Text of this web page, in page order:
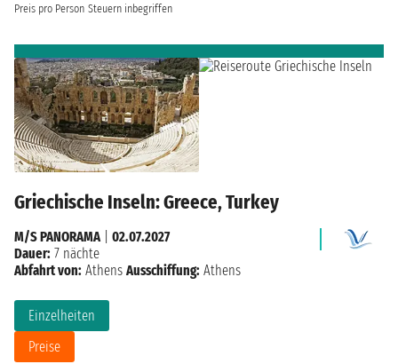
Preis pro Person Steuern inbegriffen
Griechische Inseln: Greece, Turkey
Einzelheiten
Preise
M/S PANORAMA| 02.07.2027
Dauer: 7 nächte
Abfahrt von: Athens Ausschiffung: Athens